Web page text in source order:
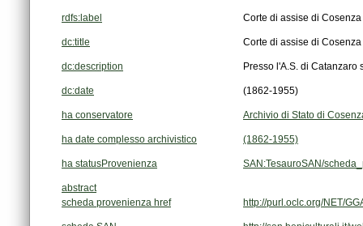
rdfs:label Corte di assise di Cosenza
dc:title Corte di assise di Cosenza
dc:description Presso l'A.S. di
dc:date (1862-1955)
ha conservatore Archivio di Stato di
ha date complesso archivistico (1862-1955)
ha statusProvenienza SAN:TesauroSAN/
abstract
scheda provenienza href
http://purl.oclc.org/NET/